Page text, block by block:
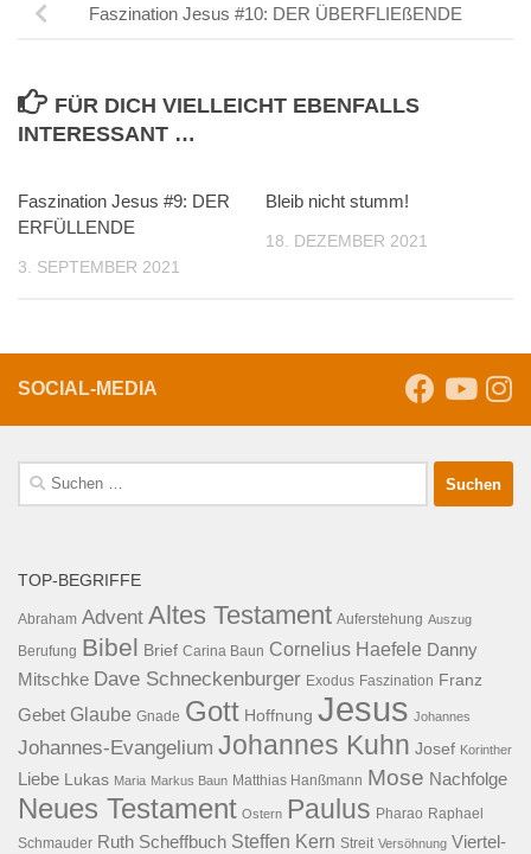
Faszination Jesus #10: DER ÜBERFLIEßENDE
FÜR DICH VIELLEICHT EBENFALLS
INTERESSANT …
Faszination Jesus #9: DER
ERFÜLLENDE
3. SEPTEMBER 2021
Bleib nicht stumm!
18. DEZEMBER 2021
SOCIAL-MEDIA
Suche
nach:
TOP-BEGRIFFE
Abraham Advent Altes Testament Auferstehung Auszug
Berufung Bibel Brief Carina Baun Cornelius Haefele Danny
Mitschke Dave Schneckenburger Exodus Faszination Franz
Gebet Glaube Gnade Gott Hoffnung Jesus Johannes
Johannes-Evangelium Johannes Kuhn Josef Korinther
Liebe Lukas Maria Markus Baun Matthias Hanßmann Mose Nachfolge
Neues Testament Ostern Paulus Pharao Raphael
Schmauder Ruth Scheffbuch Steffen Kern Streit Versöhnung Viertel-